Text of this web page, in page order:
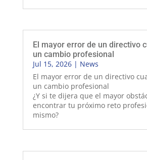
El mayor error de un directivo
un cambio profesional
Jul 15, 2026| News
El mayor error de un directivo
un cambio profesional
¿Y si te dijera que el mayor
encontrar tu próximo reto
mismo?